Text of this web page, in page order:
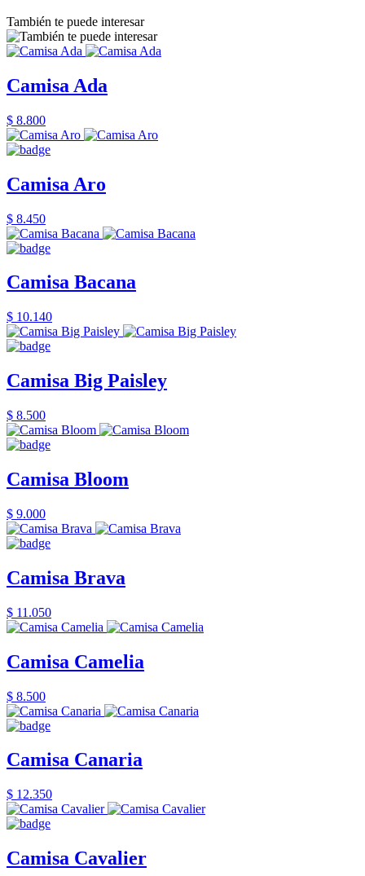
También te puede interesar
Camisa Ada
$ 8.800
Camisa Aro
$ 8.450
Camisa Bacana
$ 10.140
Camisa Big Paisley
$ 8.500
Camisa Bloom
$ 9.000
Camisa Brava
$ 11.050
Camisa Camelia
$ 8.500
Camisa Canaria
$ 12.350
Camisa Cavalier